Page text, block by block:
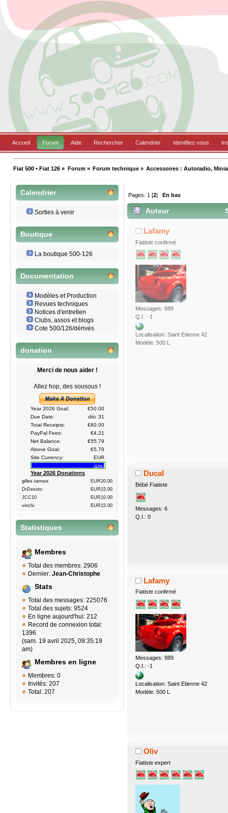
Accueil Forum Aide Rechercher Calendrier Identifiez-vous
Fiat 500 • Fiat 126 » Forum» Forum technique» Accessoires : Autoradio,
Calendrier
Sorties à venir
Boutique
La boutique 500-126
Documentation
Modèles et Production
Revues techniques
Notices d'entretien
Clubs, assos et blogs
Cote 500/126/dérivés
donation
Merci de nous aider !
Allez hop, des sousous !
Year 2026 Goal:
€50.00
Due Date:
déc 31
Total Receipts:
€60.00
PayPal Fees:
€4.21
Net Balance:
€55.79
Above Goal:
€5.79
Site Currency:
EUR
112%
Year 2026 Donations
gilles.tarroux
EUR20.00
DrDesoto
EUR15.00
JCC10
EUR10.00
vinchi
EUR15.00
Statistiques
Membres
Total des membres: 2906
Dernier: Jean-Christophe
Stats
Total des messages: 225076
Total des sujets: 9524
En ligne aujourd'hui: 212
Record de connexion total:
1396
(sam. 19 avril 2025, 09:35:19
am)
Membres en ligne
Membres: 0
Invités: 207
Total: 207
Pages: 1 [2] En bas
Auteur
Lafamy
Fiatiste confirmé
Messages: 889
Q.I.: -1
Localisation: Saint Etienne 42
Modèle: 500 L
Ducal
Bébé Fiatiste
Messages: 6
Q.I.: 0
Lafamy
Fiatiste confirmé
Messages: 889
Q.I.: -1
Localisation: Saint Etienne 42
Modèle: 500 L
Oliv
Fiatiste expert